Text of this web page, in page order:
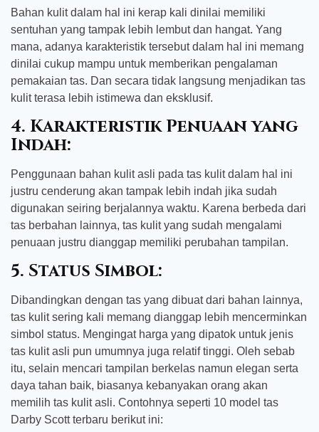
Bahan kulit dalam hal ini kerap kali dinilai memiliki
sentuhan yang tampak lebih lembut dan hangat. Yang
mana, adanya karakteristik tersebut dalam hal ini memang
dinilai cukup mampu untuk memberikan pengalaman
pemakaian tas. Dan secara tidak langsung menjadikan tas
kulit terasa lebih istimewa dan eksklusif.
4. Karakteristik Penuaan yang
Indah:
Penggunaan bahan kulit asli pada tas kulit dalam hal ini
justru cenderung akan tampak lebih indah jika sudah
digunakan seiring berjalannya waktu. Karena berbeda dari
tas berbahan lainnya, tas kulit yang sudah mengalami
penuaan justru dianggap memiliki perubahan tampilan.
5. Status Simbol:
Dibandingkan dengan tas yang dibuat dari bahan lainnya,
tas kulit sering kali memang dianggap lebih mencerminkan
simbol status. Mengingat harga yang dipatok untuk jenis
tas kulit asli pun umumnya juga relatif tinggi. Oleh sebab
itu, selain mencari tampilan berkelas namun elegan serta
daya tahan baik, biasanya kebanyakan orang akan
memilih tas kulit asli. Contohnya seperti 10 model tas
Darby Scott terbaru berikut ini: